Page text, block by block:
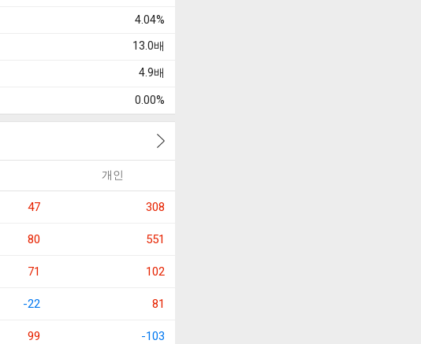
4.04%
13.0배
4.9배
0.00%
개인
47 308
80 551
71 102
-22 81
99 -103